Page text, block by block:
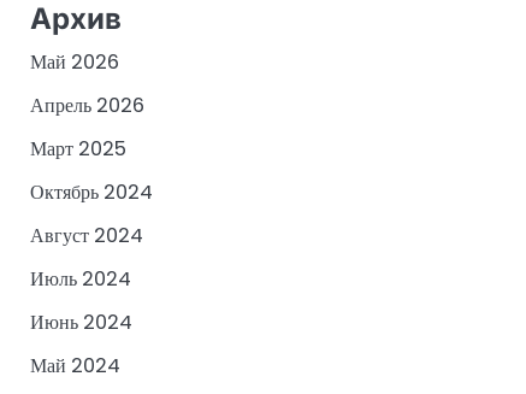
Архив
Май 2026
Апрель 2026
Март 2025
Октябрь 2024
Август 2024
Июль 2024
Июнь 2024
Май 2024